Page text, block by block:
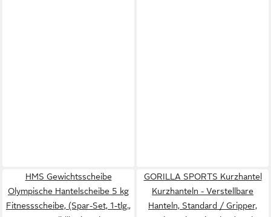
HMS Gewichtsscheibe
Olympische Hantelscheibe 5 kg
Fitnessscheibe, (Spar-Set, 1-tlg.,
GORILLA SPORTS Kurzhantel
Kurzhanteln - Verstellbare
Hanteln, Standard / Gripper,